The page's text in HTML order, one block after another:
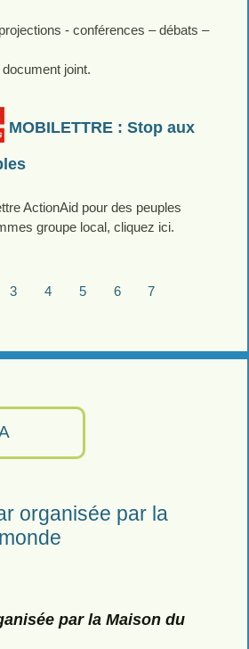
organisée par la
par la Maison du
- conférences – débats –
joint.
MOBILETTRE : Stop aux
ActionAid pour des peuples
groupe local, cliquez ici.
3 4 5 6 7